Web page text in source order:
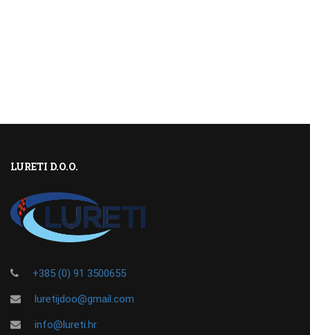
LURETI D.O.O.
+385 (0) 91 3500655
luretijdoo@gmail.com
info@lureti.hr